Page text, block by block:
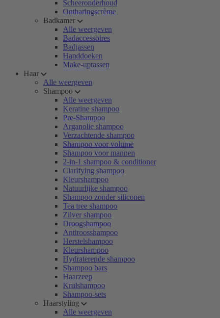
Scheeronderhoud
Ontharingscrème
Badkamer
Alle weergeven
Badaccessoires
Badjassen
Handdoeken
Make-uptassen
Haar
Alle weergeven
Shampoo
Alle weergeven
Keratine shampoo
Pre-Shampoo
Arganolie shampoo
Verzachtende shampoo
Shampoo voor volume
Shampoo voor mannen
2-in-1 shampoo & conditioner
Clarifying shampoo
Kleurshampoo
Natuurlijke shampoo
Shampoo zonder siliconen
Tea tree shampoo
Zilver shampoo
Droogshampoo
Antiroosshampoo
Herstelshampoo
Kleurshampoo
Hydraterende shampoo
Shampoo bars
Haarzeep
Krulshampoo
Shampoo-sets
Haarstyling
Alle weergeven